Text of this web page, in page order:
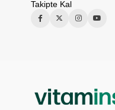
Takipte Kal